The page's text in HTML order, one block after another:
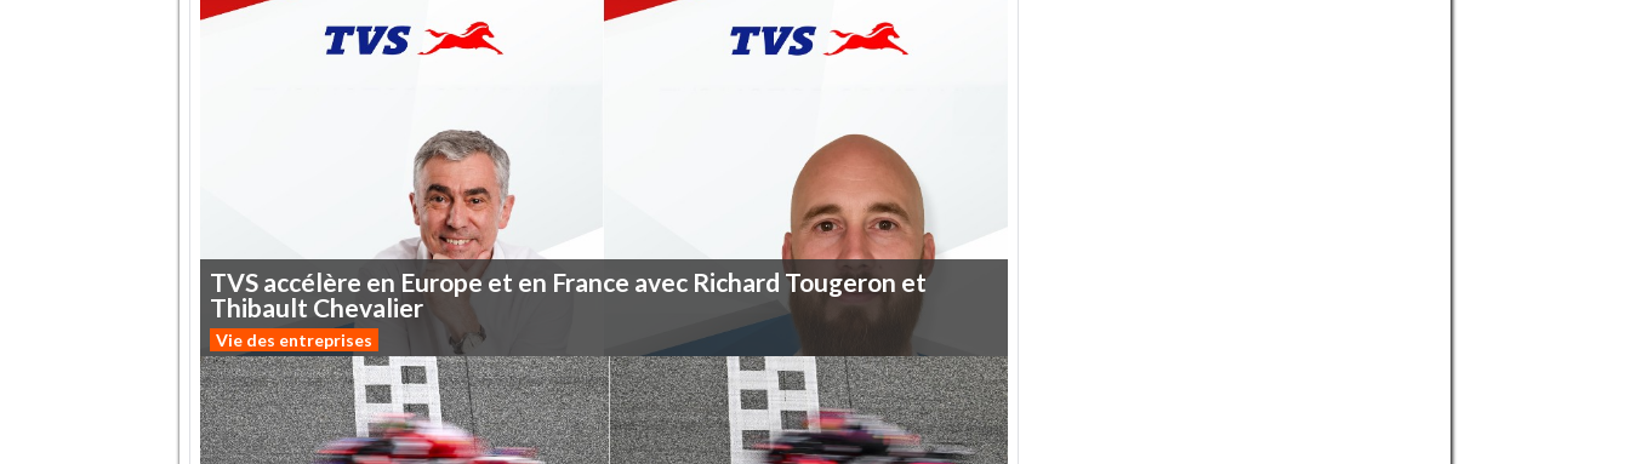
TVS accélère en Europe et en France avec Richard Tougeron et
Thibault Chevalier
Vie des entreprises